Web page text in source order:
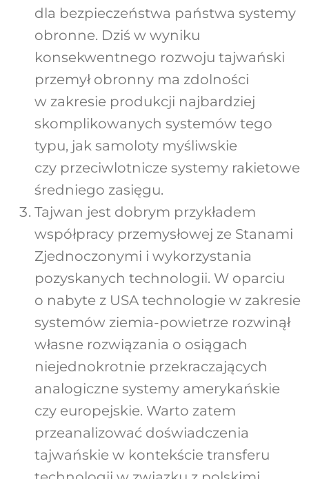
dla bezpieczeństwa państwa systemy
obronne. Dziś w wyniku
konsekwentnego rozwoju tajwański
przemył obronny ma zdolności
w zakresie produkcji najbardziej
skomplikowanych systemów tego
typu, jak samoloty myśliwskie
czy przeciwlotnicze systemy rakietowe
średniego zasięgu.
Tajwan jest dobrym przykładem
współpracy przemysłowej ze Stanami
Zjednoczonymi i wykorzystania
pozyskanych technologii. W oparciu
o nabyte z USA technologie w zakresie
systemów ziemia-powietrze rozwinął
własne rozwiązania o osiągach
niejednokrotnie przekraczających
analogiczne systemy amerykańskie
czy europejskie. Warto zatem
przeanalizować doświadczenia
tajwańskie w kontekście transferu